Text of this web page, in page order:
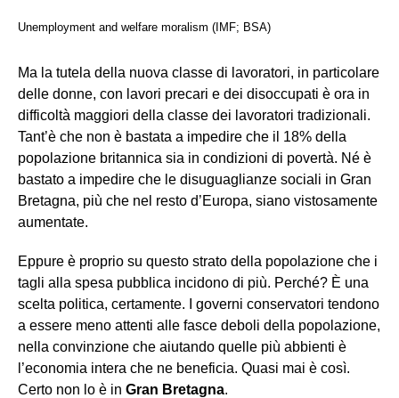
Unemployment and welfare moralism (IMF; BSA)
Ma la tutela della nuova classe di lavoratori, in particolare
delle donne, con lavori precari e dei disoccupati è ora in
difficoltà maggiori della classe dei lavoratori tradizionali.
Tant’è che non è bastata a impedire che il 18% della
popolazione britannica sia in condizioni di povertà. Né è
bastato a impedire che le disuguaglianze sociali in Gran
Bretagna, più che nel resto d’Europa, siano vistosamente
aumentate.
Eppure è proprio su questo strato della popolazione che i
tagli alla spesa pubblica incidono di più. Perché? È una
scelta politica, certamente. I governi conservatori tendono
a essere meno attenti alle fasce deboli della popolazione,
nella convinzione che aiutando quelle più abbienti è
l’economia intera che ne beneficia. Quasi mai è così.
Certo non lo è in Gran Bretagna.